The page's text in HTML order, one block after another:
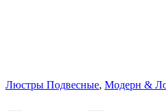
Люстры Подвесные, Модерн &